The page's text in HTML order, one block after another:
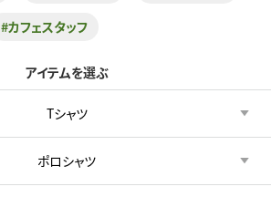
#カフェスタッフ
アイテムを選ぶ
Tシャツ
ポロシャツ